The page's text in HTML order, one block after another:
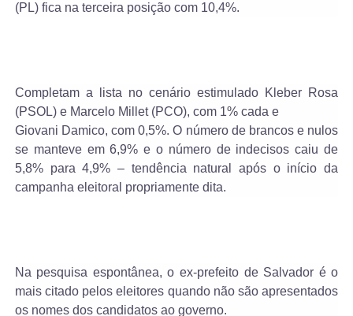
(PL) fica na terceira posição com 10,4%.
Completam a lista no cenário estimulado Kleber Rosa
(PSOL) e Marcelo Millet (PCO), com 1% cada e
Giovani Damico, com 0,5%. O número de brancos e nulos
se manteve em 6,9% e o número de indecisos caiu de
5,8% para 4,9% – tendência natural após o início da
campanha eleitoral propriamente dita.
Na pesquisa espontânea, o ex-prefeito de Salvador é o
mais citado pelos eleitores quando não são apresentados
os nomes dos candidatos ao governo.